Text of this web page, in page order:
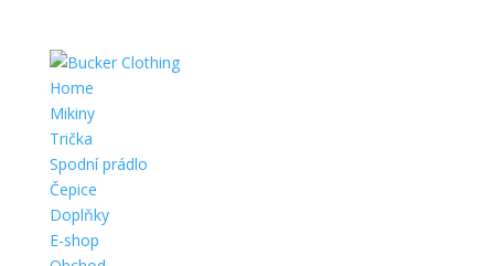
Home
Mikiny
Trička
Spodní prádlo
Čepice
Doplňky
E-shop